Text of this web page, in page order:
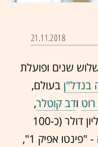
21.11.2018
שנים ופועלת
בעולם,
ודב קוטלר,
פרסמה היום תשקיף לגיוס של 27.3 מיליון דולר (כ-100
מיליון שקל) באמצעות שותפות בניהולה - "פינטו אפיק 1",